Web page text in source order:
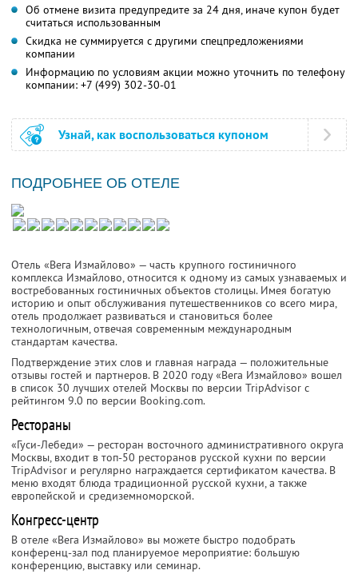
Об отмене визита предупредите за 24 дня, иначе купон будет
считаться использованным
Скидка не суммируется с другими спецпредложениями
компании
Информацию по условиям акции можно уточнить по телефону
компании: +7 (499) 302-30-01
Узнай, как воспользоваться купоном
ПОДРОБНЕЕ ОБ ОТЕЛЕ
Отель «Вега Измайлово» — часть крупного гостиничного
комплекса Измайлово, относится к одному из самых узнаваемых и
востребованных гостиничных объектов столицы. Имея богатую
историю и опыт обслуживания путешественников со всего мира,
отель продолжает развиваться и становиться более
технологичным, отвечая современным международным
стандартам качества.
Подтверждение этих слов и главная награда — положительные
отзывы гостей и партнеров. В 2020 году «Вега Измайлово» вошел
в список 30 лучших отелей Москвы по версии TripAdvisor с
рейтингом 9.0 по версии Booking.com.
Рестораны
«Гуси-Лебеди» — ресторан восточного административного округа
Москвы, входит в топ-50 ресторанов русской кухни по версии
TripAdvisor и регулярно награждается сертификатом качества. В
меню входят блюда традиционной русской кухни, а также
европейской и средиземноморской.
Конгресс-центр
В отеле «Вега Измайлово» вы можете быстро подобрать
конференц-зал под планируемое мероприятие: большую
конференцию, выставку или семинар.